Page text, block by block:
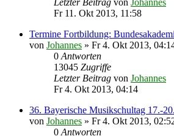
Fr 11. Okt 2013, 11:58
Termine Fortbildung:
von Johannes » Fr 4. Okt 2013,
0 Antworten
13045 Zugriffe
Letzter Beitrag von Johannes
Fr 4. Okt 2013, 04:14
36. Bayerische Musikschultag 17.-
von Johannes » Fr 4. Okt 2013,
0 Antworten